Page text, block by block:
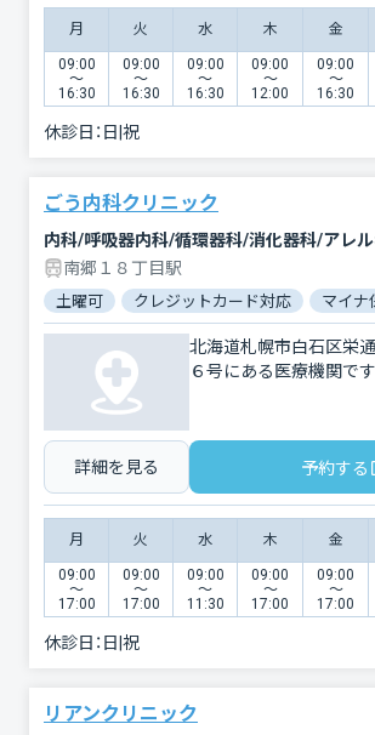
月 火 水 木 金
09:00
〜
16:30
09:00
〜
16:30
09:00
〜
16:30
09:00
〜
12:00
09:00
〜
16:30
休診日： 日|祝
ごう内科クリニック
内科/呼吸器内科/循環器科/消化器科/アレ
南郷１８丁目駅
土曜可 クレジットカード対応 マイナ
北海道札幌市白石区栄
６号にある医療機関です
詳細を見る 予約する
月 火 水 木 金
09:00
〜
17:00
09:00
〜
17:00
09:00
〜
11:30
09:00
〜
17:00
09:00
〜
17:00
休診日： 日|祝
リアンクリニック